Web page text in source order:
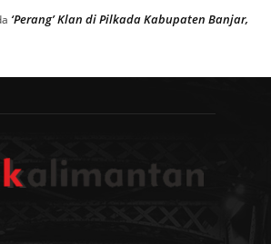
‘Perang’ Klan di Pilkada Kabupaten Banjar,